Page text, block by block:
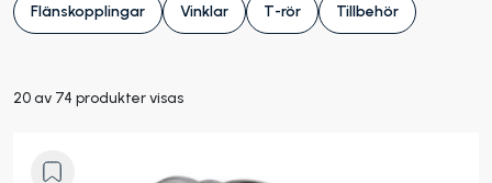
Flänskopplingar Vinklar T-rör Tillbehör
20 av 74 produkter visas